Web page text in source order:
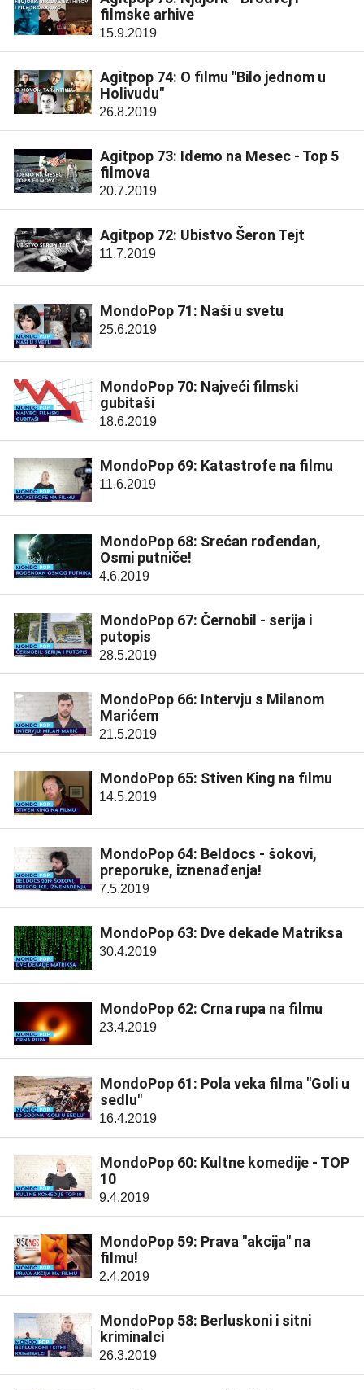
filmske arhive
15.9.2019
Agitpop 74: O filmu "Bilo jednom u
Holivudu"
26.8.2019
Agitpop 73: Idemo na Mesec - Top 5
filmova
20.7.2019
Agitpop 72: Ubistvo Šeron Tejt
11.7.2019
MondoPop 71: Naši u svetu
25.6.2019
MondoPop 70: Najveći filmski
gubitaši
18.6.2019
MondoPop 69: Katastrofe na filmu
11.6.2019
MondoPop 68: Srećan rođendan,
Osmi putniče!
4.6.2019
MondoPop 67: Černobil - serija i
putopis
28.5.2019
MondoPop 66: Intervju s Milanom
Marićem
21.5.2019
MondoPop 65: Stiven King na filmu
14.5.2019
MondoPop 64: Beldocs - šokovi,
preporuke, iznenađenja!
7.5.2019
MondoPop 63: Dve dekade Matriksa
30.4.2019
MondoPop 62: Crna rupa na filmu
23.4.2019
MondoPop 61: Pola veka filma "Goli u
sedlu"
16.4.2019
MondoPop 60: Kultne komedije - TOP
10
9.4.2019
MondoPop 59: Prava "akcija" na
filmu!
2.4.2019
MondoPop 58: Berluskoni i sitni
kriminalci
26.3.2019